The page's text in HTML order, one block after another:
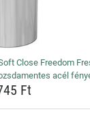
Close Freedom
acél
Ft